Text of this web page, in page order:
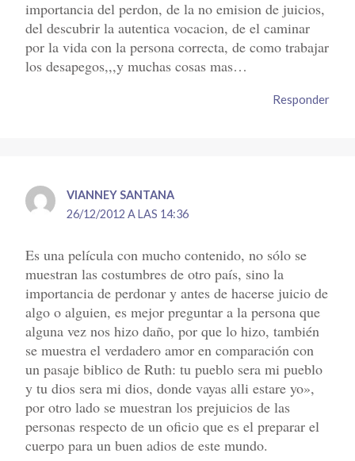
importancia del perdon, de la no emision de juicios,
del descubrir la autentica vocacion, de el caminar
por la vida con la persona correcta, de como trabajar
los desapegos,,,y muchas cosas mas…
Responder
VIANNEY SANTANA
26/12/2012 A LAS 14:36
Es una película con mucho contenido, no sólo se
muestran las costumbres de otro país, sino la
importancia de perdonar y antes de hacerse juicio de
algo o alguien, es mejor preguntar a la persona que
alguna vez nos hizo daño, por que lo hizo, también
se muestra el verdadero amor en comparación con
un pasaje biblico de Ruth: tu pueblo sera mi pueblo
y tu dios sera mi dios, donde vayas alli estare yo»,
por otro lado se muestran los prejuicios de las
personas respecto de un oficio que es el preparar el
cuerpo para un buen adios de este mundo.